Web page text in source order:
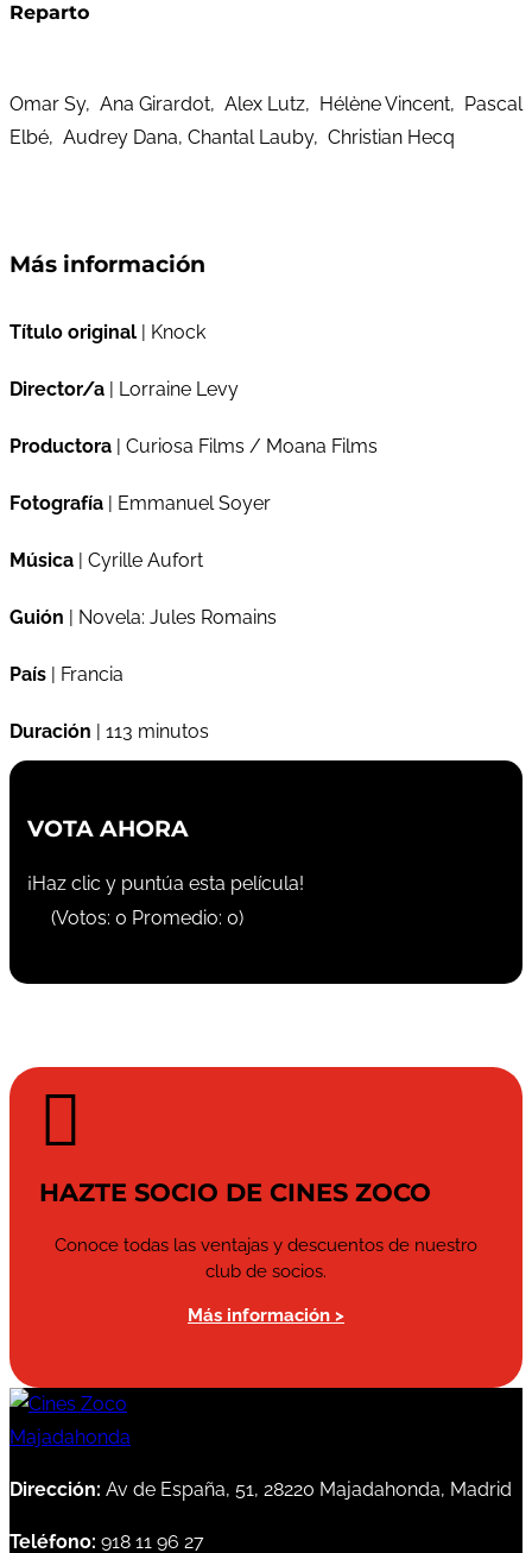
Reparto
Omar Sy, Ana Girardot, Alex Lutz, Hélène Vincent, Pascal
Elbé, Audrey Dana, Chantal Lauby, Christian Hecq
Más información
Título original | Knock
Director/a | Lorraine Levy
Productora | Curiosa Films / Moana Films
Fotografía | Emmanuel Soyer
Música | Cyrille Aufort
Guión | Novela: Jules Romains
País | Francia
Duración | 113 minutos
VOTA AHORA
¡Haz clic y puntúa esta película!
(Votos: 0 Promedio: 0)

HAZTE SOCIO DE CINES ZOCO
Conoce todas las ventajas y descuentos de nuestro
club de socios.
Más información >
Dirección: Av de España, 51, 28220 Majadahonda, Madrid
Teléfono: 918 11 96 27